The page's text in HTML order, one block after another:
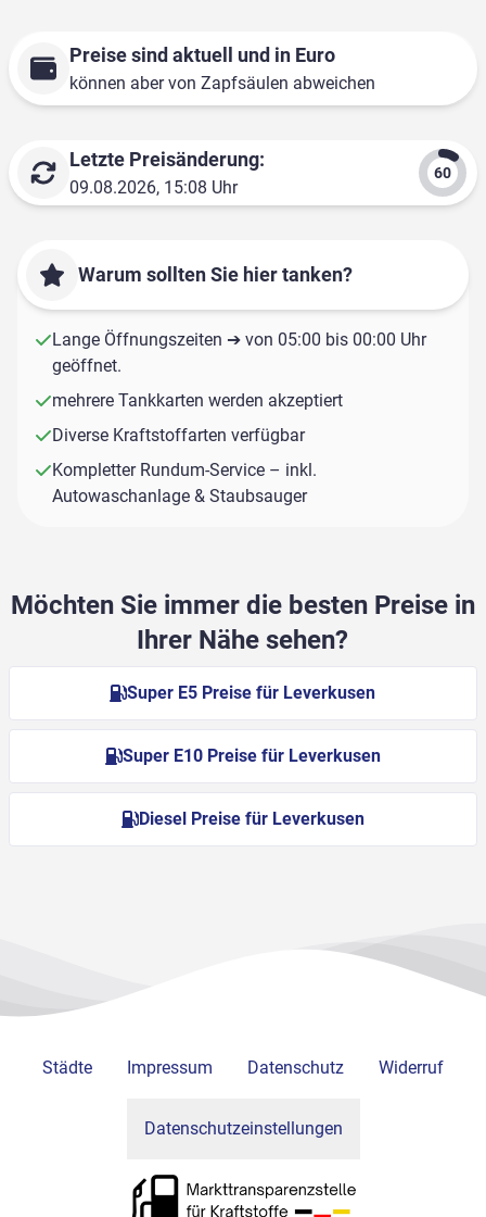
Preise sind aktuell und in Euro
können aber von Zapfsäulen abweichen
Letzte Preisänderung:
09.08.2026, 15:08 Uhr
Warum sollten Sie hier tanken?
Lange Öffnungszeiten ➔ von 05:00 bis 00:00 Uhr
geöffnet.
mehrere Tankkarten werden akzeptiert
Diverse Kraftstoffarten verfügbar
Kompletter Rundum-Service – inkl.
Autowaschanlage & Staubsauger
Möchten Sie immer die besten Preise in
Ihrer Nähe sehen?
Super E5 Preise für Leverkusen
Super E10 Preise für Leverkusen
Diesel Preise für Leverkusen
Städte Impressum Datenschutz Widerruf
Datenschutzeinstellungen